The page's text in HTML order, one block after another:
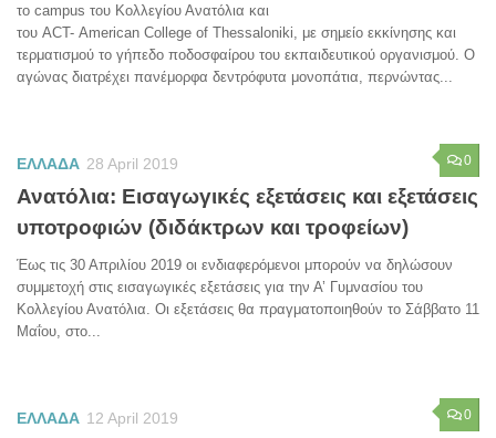
το campus του Κολλεγίου Ανατόλια και
του ACT- American College of Thessaloniki, με σημείο εκκίνησης και
τερματισμού το γήπεδο ποδοσφαίρου του εκπαιδευτικού οργανισμού. Ο
αγώνας διατρέχει πανέμορφα δεντρόφυτα μονοπάτια, περνώντας...
0
ΕΛΛΑΔΑ 28 April 2019
Ανατόλια: Εισαγωγικές εξετάσεις και εξετάσεις
υποτροφιών (διδάκτρων και τροφείων)
Έως τις 30 Απριλίου 2019 οι ενδιαφερόμενοι μπορούν να δηλώσουν
συμμετοχή στις εισαγωγικές εξετάσεις για την Α’ Γυμνασίου του
Κολλεγίου Ανατόλια. Οι εξετάσεις θα πραγματοποιηθούν το Σάββατο 11
Μαΐου, στο...
0
ΕΛΛΑΔΑ 12 April 2019